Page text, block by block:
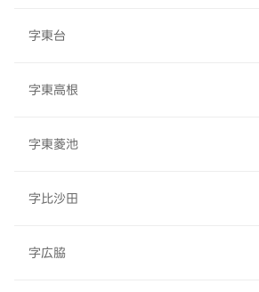
字東台
字東高根
字東菱池
字比沙田
字広脇